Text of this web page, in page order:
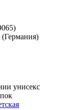
)
(Германия)
унисекс